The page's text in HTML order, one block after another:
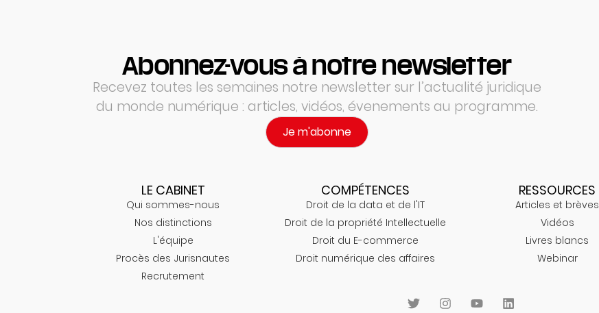
Abonnez-vous à notre newsletter
Recevez toutes les semaines notre newsletter sur l’actualité juridique
du monde numérique : articles, vidéos, évenements au programme.
Je m'abonne
LE CABINET
Qui sommes-nous
Nos distinctions
L'équipe
Procès des Jurisnautes
Recrutement
COMPÉTENCES
Droit de la data et de l'IT
Droit de la propriété Intellectuelle
Droit du E-commerce
Droit numérique des affaires
RESSOURCES
Articles et brèves
Vidéos
Livres blancs
Webinar